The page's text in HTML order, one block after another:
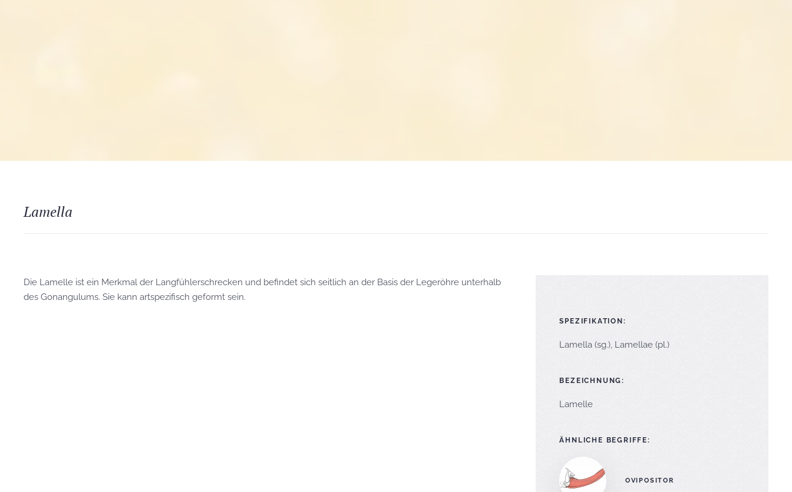
Lamella
Die Lamelle ist ein Merkmal der Langfühlerschrecken und befindet sich seitlich an der Basis der Legeröhre unterhalb
des Gonangulums. Sie kann artspezifisch geformt sein.
SPEZIFIKATION:
Lamella (sg.), Lamellae (pl.)
BEZEICHNUNG:
Lamelle
ÄHNLICHE BEGRIFFE:
OVIPOSITOR